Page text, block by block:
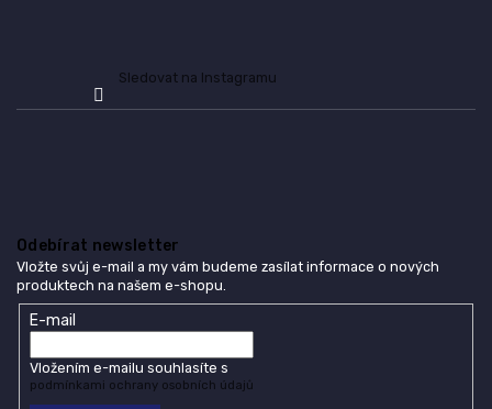
Sledovat na Instagramu
Odebírat newsletter
Vložte svůj e-mail a my vám budeme zasílat informace o nových
produktech na našem e-shopu.
E-mail
Vložením e-mailu souhlasíte s
podmínkami ochrany osobních údajů